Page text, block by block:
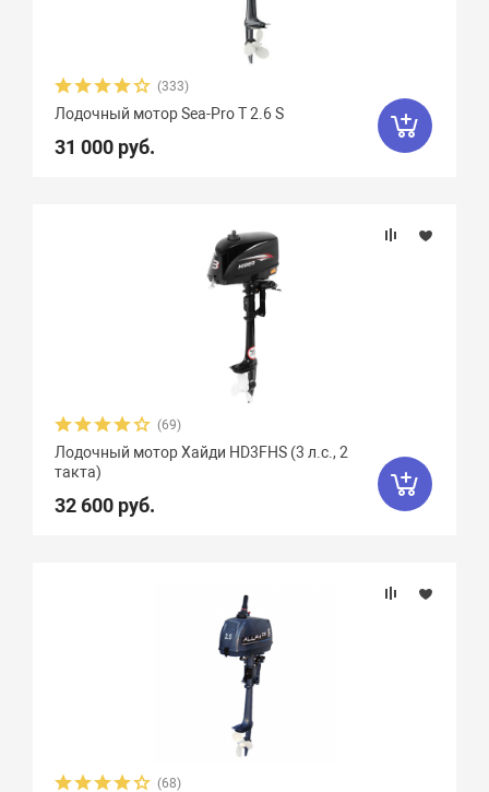
(333)
Лодочный мотор Sea-Pro Т 2.6 S
31 000 руб.
(69)
Лодочный мотор Хайди HD3FHS (3 л.с., 2
такта)
32 600 руб.
(68)